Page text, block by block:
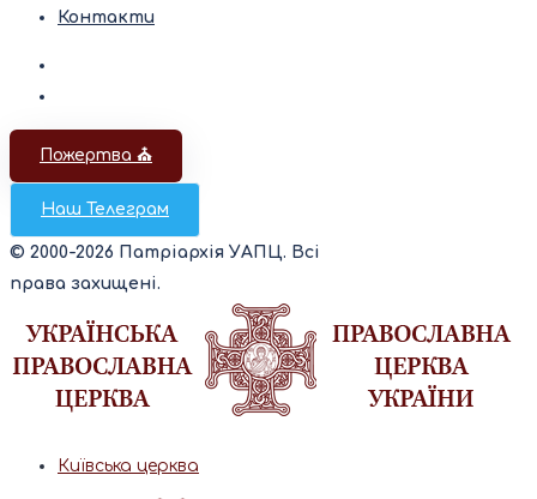
Контакти
Пожертва ⛪️
Наш Телеграм
© 2000-2026 Патріархія УАПЦ. Всі
права захищені.
Київська церква